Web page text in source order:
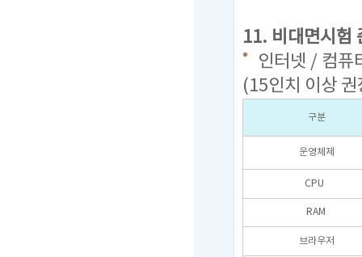
11. 비대면시험
인터넷 / 컴퓨
(15인치 이상
구분
운영체제
CPU
RAM
브라우저